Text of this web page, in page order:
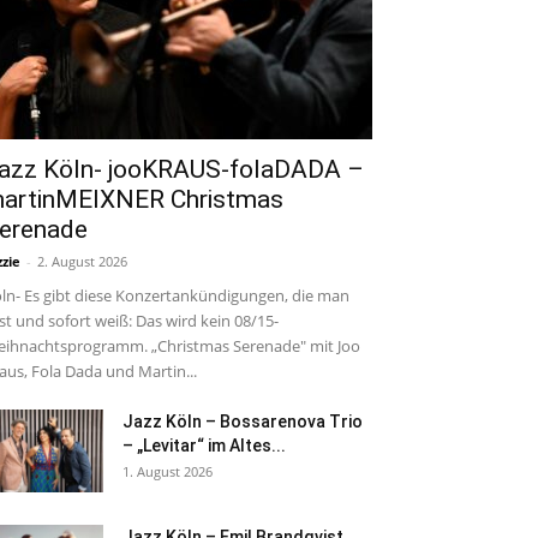
Köln- jooKRAUS-folaDADA –
Christmas
- 2. August 2026
Es gibt diese Konzertankündigungen, die man
und sofort weiß: Das wird kein 08/15-
„Christmas Serenade" mit Joo
Fola Dada und Martin...
Jazz Köln – Bossarenova Trio
– „Levitar“ im Altes...
1. August 2026